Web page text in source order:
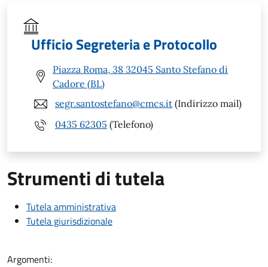
Ufficio Segreteria e Protocollo
Piazza Roma, 38 32045 Santo Stefano di
Cadore (BL)
segr.santostefano@cmcs.it (Indirizzo mail)
0435 62305 (Telefono)
Strumenti di tutela
Tutela amministrativa
Tutela giurisdizionale
Argomenti: